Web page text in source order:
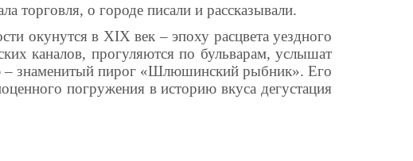
торговля, о городе писали и рассказывали.
окунутся в XIX век – эпоху расцвета уездного
каналов, прогуляются по бульварам, услышат
– знаменитый пирог «Шлюшинский рыбник». Его
погружения в историю вкуса дегустация